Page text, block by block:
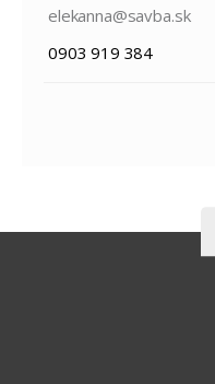
elekanna@savba.sk
0903 919 384